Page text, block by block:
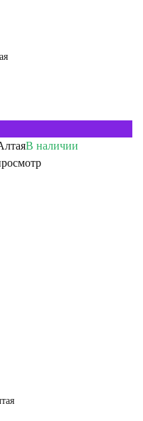
В наличии